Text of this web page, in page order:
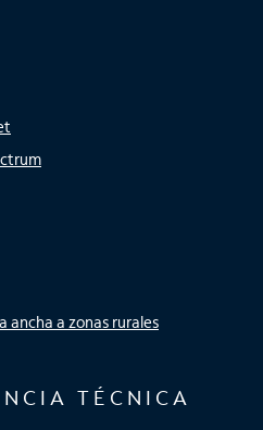
ancha a zonas rurales
TÉCNICA